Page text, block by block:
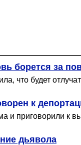
борется за
что будет
к
и приговорили к
дьявола